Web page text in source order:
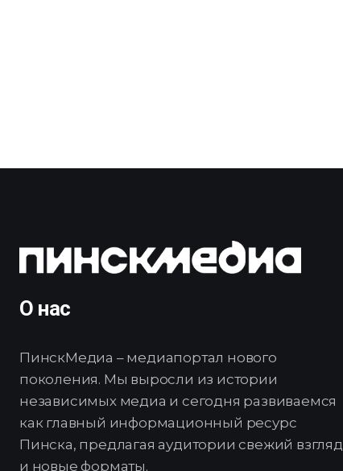
О нас
ПинскМедиа – медиапортал нового
поколения. Мы выросли из истории
независимых медиа и сегодня развиваемся
как главный информационный ресурс
Пинска, предлагая аудитории свежий взгляд
и новые форматы.